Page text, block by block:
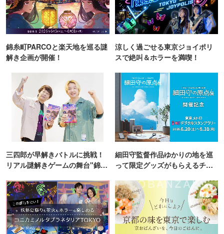
錦糸町PARCOと楽天地を巡る謎
解き企画が開催！
涼しく過ごせる東京ジョイポリ
スで絶叫＆ホラーを満喫！
三四郎が早解きバトルに挑戦！
リアル謎解きゲームの舞台"錦糸
細田守監督作品ゆかりの地を巡
って限定グッズがもらえるチャ